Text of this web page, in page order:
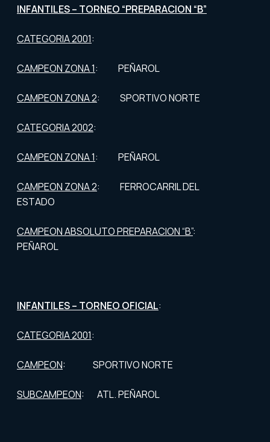
INFANTILES – TORNEO “PREPARACION “B”
CATEGORIA 2001:
CAMPEON ZONA 1: PEÑAROL
CAMPEON ZONA 2: SPORTIVO NORTE
CATEGORIA 2002:
CAMPEON ZONA 1: PEÑAROL
CAMPEON ZONA 2: FERROCARRIL DEL
ESTADO
CAMPEON ABSOLUTO PREPARACION “B”:
PEÑAROL
INFANTILES – TORNEO OFICIAL:
CATEGORIA 2001:
CAMPEON: SPORTIVO NORTE
SUBCAMPEON: ATL. PEÑAROL